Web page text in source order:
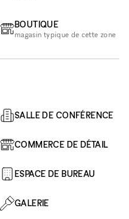
BOUTIQUE
magasin typique de cette zone
SALLE DE CONFÉRENCE
COMMERCE DE DÉTAIL
ESPACE DE BUREAU
GALERIE